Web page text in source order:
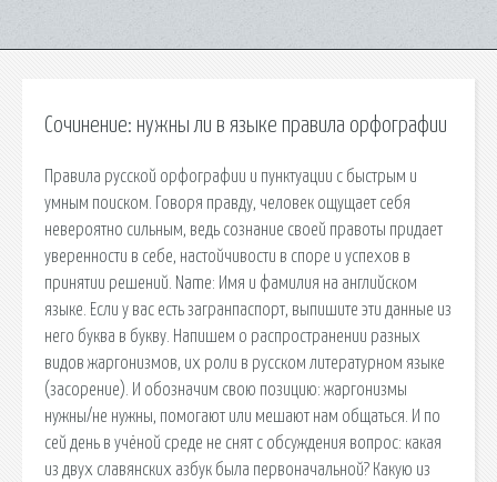
Сочинение: нужны ли в языке правила орфографии
Правила русской орфографии и пунктуации с быстрым и
умным поиском. Говоря правду, человек ощущает себя
невероятно сильным, ведь сознание своей правоты придает
уверенности в себе, настойчивости в споре и успехов в
принятии решений. Name: Имя и фамилия на английском
языке. Если у вас есть загранпаспорт, выпишите эти данные из
него буква в букву. Напишем о распространении разных
видов жаргонизмов, их роли в русском литературном языке
(засорение). И обозначим свою позицию: жаргонизмы
нужны/не нужны, помогают или мешают нам общаться. И по
сей день в учёной среде не снят с обсуждения вопрос: какая
из двух славянских азбук была первоначальной? Какую из